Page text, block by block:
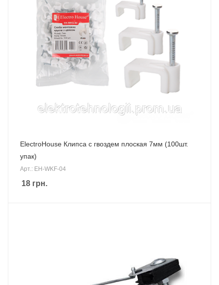
ElectroHouse Клипса с гвоздем плоская 7мм (100шт.
упак)
Арт.: EH-WKF-04
18 грн.